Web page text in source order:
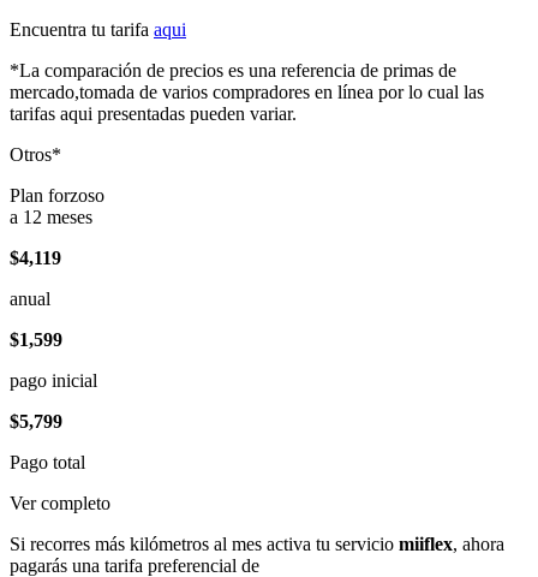
Encuentra tu tarifa aqui
*La comparación de precios es una referencia de primas de
mercado,tomada de varios compradores en línea por lo cual las
tarifas aqui presentadas pueden variar.
Otros*
Plan forzoso
a 12 meses
$4,119
anual
$1,599
pago inicial
$5,799
Pago total
Ver completo
Si recorres más kilómetros al mes activa tu servicio miiflex, ahora
pagarás una tarifa preferencial de